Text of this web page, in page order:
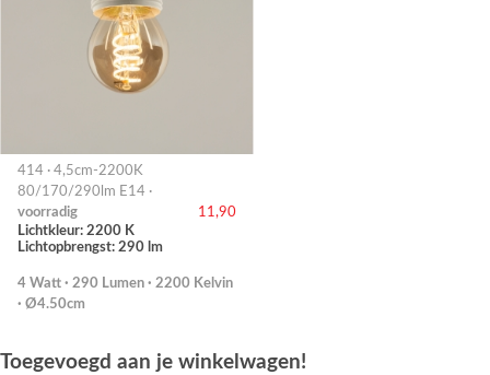
414 · 4,5cm-2200K
80/170/290lm E14 ·
voorradig
11,90
Lichtkleur: 2200 K
Lichtopbrengst: 290 lm
4 Watt · 290 Lumen · 2200 Kelvin
· Ø4.50cm
Toegevoegd aan je winkelwagen!